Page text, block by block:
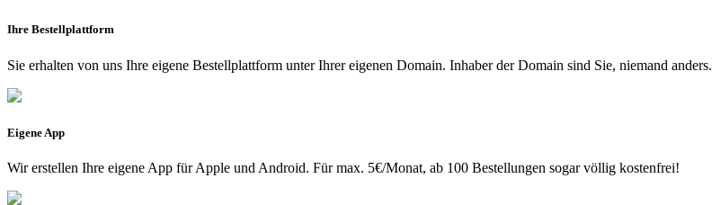
Ihre Bestellplattform
Sie erhalten von uns Ihre eigene Bestellplattform unter Ihrer eigenen Domain. Inhaber der Domain sind Sie, niemand anders.
Eigene App
Wir erstellen Ihre eigene App für Apple und Android. Für max. 5€/Monat, ab 100 Bestellungen sogar völlig kostenfrei!